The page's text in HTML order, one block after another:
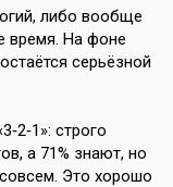
либо вообще
время. На фоне
серьёзной
строго
а 71% знают, но
Это хорошо